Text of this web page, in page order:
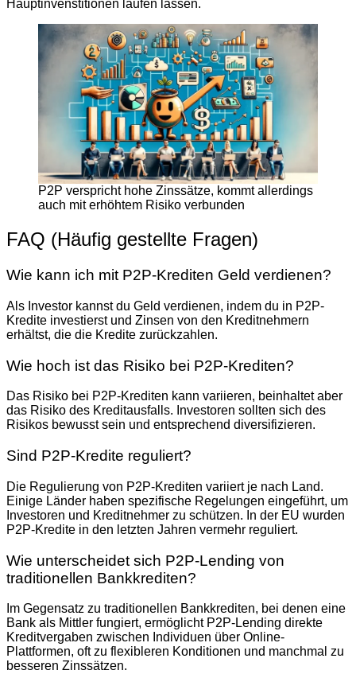
Hauptinvenstitionen laufen lassen.
P2P verspricht hohe Zinssätze, kommt allerdings
auch mit erhöhtem Risiko verbunden
FAQ (Häufig gestellte Fragen)
Wie kann ich mit P2P-Krediten Geld verdienen?
Als Investor kannst du Geld verdienen, indem du in P2P-
Kredite investierst und Zinsen von den Kreditnehmern
erhältst, die die Kredite zurückzahlen.
Wie hoch ist das Risiko bei P2P-Krediten?
Das Risiko bei P2P-Krediten kann variieren, beinhaltet aber
das Risiko des Kreditausfalls. Investoren sollten sich des
Risikos bewusst sein und entsprechend diversifizieren.
Sind P2P-Kredite reguliert?
Die Regulierung von P2P-Krediten variiert je nach Land.
Einige Länder haben spezifische Regelungen eingeführt, um
Investoren und Kreditnehmer zu schützen. In der EU wurden
P2P-Kredite in den letzten Jahren vermehr reguliert.
Wie unterscheidet sich P2P-Lending von
traditionellen Bankkrediten?
Im Gegensatz zu traditionellen Bankkrediten, bei denen eine
Bank als Mittler fungiert, ermöglicht P2P-Lending direkte
Kreditvergaben zwischen Individuen über Online-
Plattformen, oft zu flexibleren Konditionen und manchmal zu
besseren Zinssätzen.